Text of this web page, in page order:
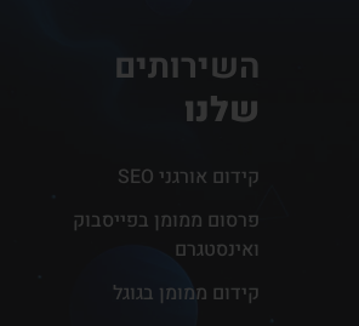
השירותים
שלנו
קידום אורגני SEO
פרסום ממומן בפייסבוק
ואינסטגרם
קידום ממומן בגוגל